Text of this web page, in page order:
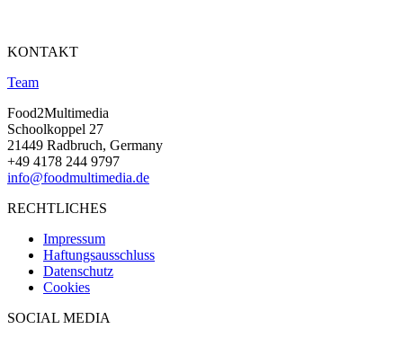
KONTAKT
Team
Food2Multimedia
Schoolkoppel 27
21449 Radbruch, Germany
+49 4178 244 9797
info@foodmultimedia.de
RECHTLICHES
Impressum
Haftungsausschluss
Datenschutz
Cookies
SOCIAL MEDIA